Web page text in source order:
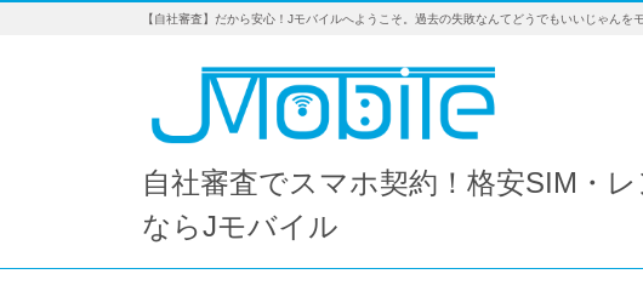
【自社審査】だから安心！Jモバイルへようこそ。過去の失敗なんてどうでもいいじゃんを
自社審査でスマホ契約！格安SIM・
ならJモバイル